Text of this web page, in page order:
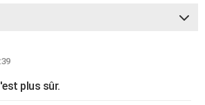
plus sûr.